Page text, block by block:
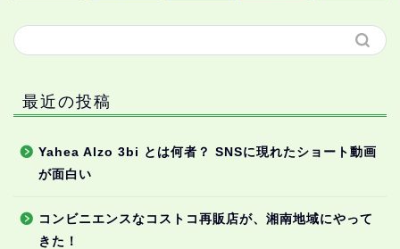
最近の投稿
Yahea Alzo 3bi とは何者？ SNSに現れたショート動画
が面白い
コンビニエンスなコストコ再販店が、湘南地域にやって
きた！